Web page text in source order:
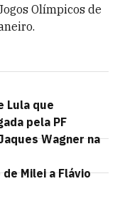
Olímpicos de
Lula que
pela PF
Wagner na
Milei a Flávio